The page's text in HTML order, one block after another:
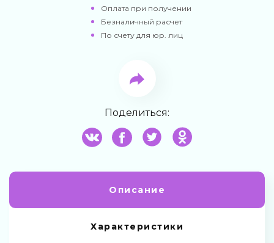
Оплата при получении
Безналичный расчет
По счету для юр. лиц
Поделиться:
Описание
Характеристики